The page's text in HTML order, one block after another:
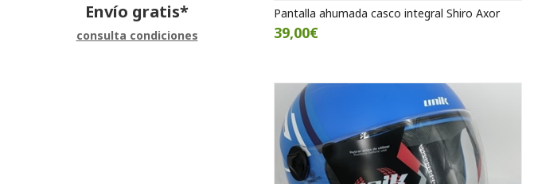
Pantalla ahumada casco integral Shiro Axor
39,00€
Envío gratis*
consulta condiciones